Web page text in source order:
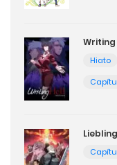
Writing
Hiato